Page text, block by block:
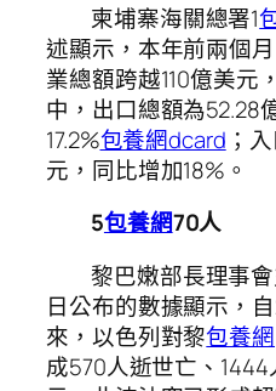
柬埔寨海關總署1
述顯示，本年前兩個
業總額跨越110億美元
中，出口總額為52.28
17.2%包養網dcard ；
元，同比增加18%。
5包養網70人
黎巴嫩部長理事
日公布的數據顯示，
來，以色列對黎包養網
成570人逝世亡、